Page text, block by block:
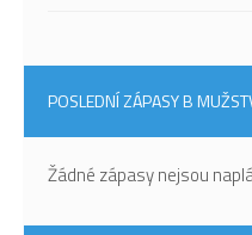
POSLEDNÍ ZÁPASY B
Žádné zápasy nejsou